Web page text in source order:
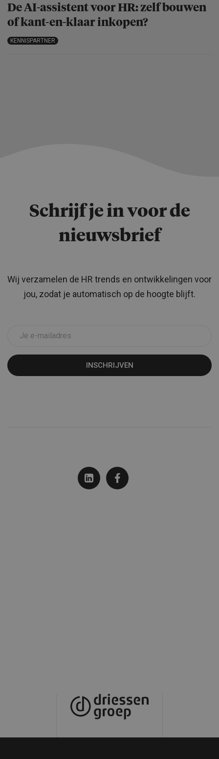
De AI-assistent voor HR: zelf bouwen
of kant-en-klaar inkopen?
KENNISPARTNER
Schrijf je in voor de
nieuwsbrief
Wij verzamelen de HR trends en ontwikkelingen voor
jou, zodat je automatisch op de hoogte blijft.